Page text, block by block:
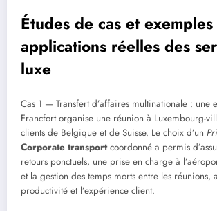
Études de cas et
applications réelles des
luxe
Cas 1 — Transfert d’affaires multinationale : une
Francfort organise une réunion à Luxembourg-
clients de Belgique et de Suisse. Le choix d’un
Corporate transportcoordonné a permis
retours ponctuels, une prise en charge à
et la gestion des temps morts entre les réunions,
productivité et l’expérience client.